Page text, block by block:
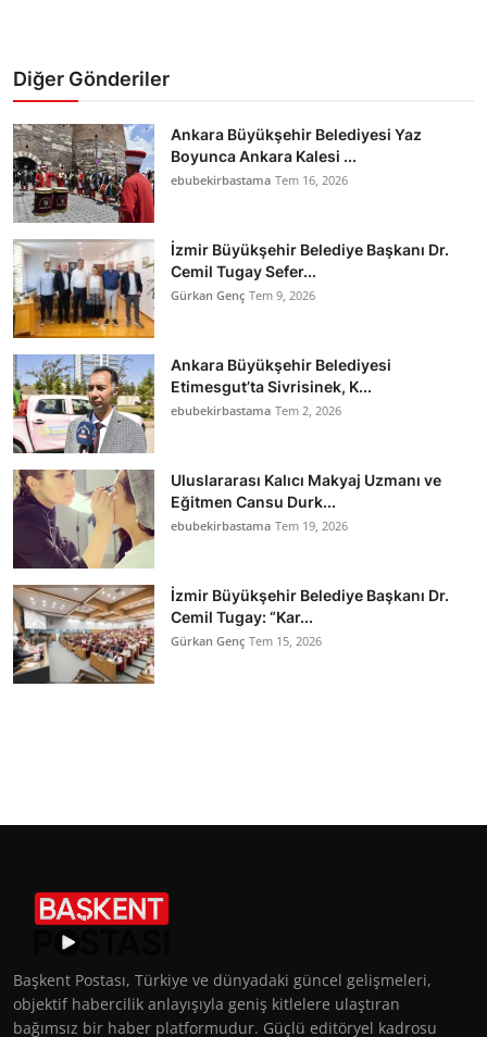
Diğer Gönderiler
Ankara Büyükşehir Belediyesi Yaz
Boyunca Ankara Kalesi ...
ebubekirbastama Tem 16, 2026
İzmir Büyükşehir Belediye Başkanı Dr.
Cemil Tugay Sefer...
Gürkan Genç Tem 9, 2026
Ankara Büyükşehir Belediyesi
Etimesgut’ta Sivrisinek, K...
ebubekirbastama Tem 2, 2026
Uluslararası Kalıcı Makyaj Uzmanı ve
Eğitmen Cansu Durk...
ebubekirbastama Tem 19, 2026
İzmir Büyükşehir Belediye Başkanı Dr.
Cemil Tugay: “Kar...
Gürkan Genç Tem 15, 2026
Başkent Postası, Türkiye ve dünyadaki güncel gelişmeleri,
objektif habercilik anlayışıyla geniş kitlelere ulaştıran
bağımsız bir haber platformudur. Güçlü editöryel kadrosu